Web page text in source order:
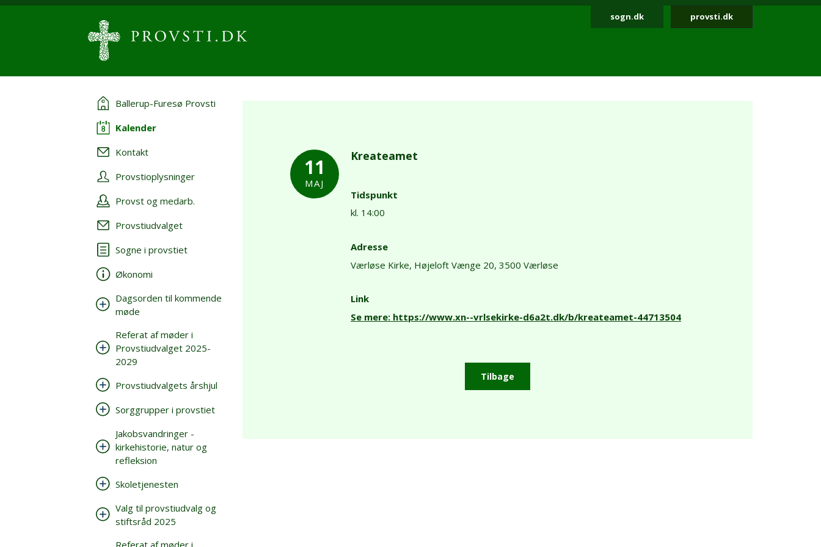
sogn.dk provsti.dk
Ballerup-Furesø Provsti
Kalender
Kontakt
Provstioplysninger
Provst og medarb.
Provstiudvalget
Sogne i provstiet
Økonomi
Dagsorden til kommende
møde
Referat af møder i
Provstiudvalget 2025-
2029
Provstiudvalgets årshjul
Sorggrupper i provstiet
Jakobsvandringer -
kirkehistorie, natur og
refleksion
Skoletjenesten
Valg til provstiudvalg og
stiftsråd 2025
Referat af møder i
11
MAJ
Kreateamet
Tidspunkt
kl. 14:00
Adresse
Værløse Kirke, Højeloft Vænge 20, 3500 Værløse
Link
Se mere: https://www.xn--vrlsekirke-d6a2t.dk/b/kreateamet-44713504
Tilbage